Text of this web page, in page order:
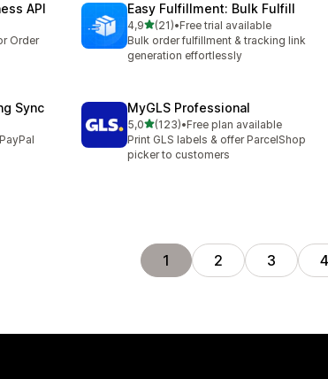
API
Order
Easy Fulfillment: Bulk Fulfill
4,9/ 5 tähteä
(21)
21 arvostelua yhteensä
•Free trial available
Bulk order fulfillment & tracking link
generation effortlessly
Sync MyGLS Professional
5,0/ 5 tähteä
(123)
123 arvostelua yhteensä
•Free plan available
Print GLS labels & offer ParcelShop
picker to customers
1 2 3 4